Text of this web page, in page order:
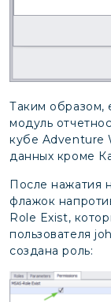
Таким образом,
модуль
кубе Adventure
данных кроме
После нажатия
флажок
Role Exist,
пользователя
создана роль: